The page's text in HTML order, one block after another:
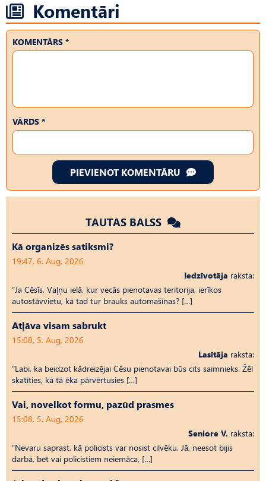
Komentāri
KOMENTĀRS *
VĀRDS *
PIEVIENOT KOMENTĀRU
TAUTAS BALSS
Kā organizēs satiksmi?
19:47, 6. Aug, 2026
Iedzīvotāja raksta:
“Ja Cēsīs, Vaļņu ielā, kur vecās pienotavas teritorija, ierīkos
autostāvvietu, kā tad tur brauks automašīnas? […]
Atļāva visam sabrukt
15:08, 5. Aug, 2026
Lasītāja raksta:
“Labi, ka beidzot kādreizējai Cēsu pienotavai būs cits saimnieks. Žēl
skatīties, kā tā ēka pārvērtusies […]
Vai, novelkot formu, pazūd prasmes
15:08, 5. Aug, 2026
Seniore V. raksta:
“Nevaru saprast, kā policists var nosist cilvēku. Jā, neesot bijis
darbā, bet vai policistiem neiemāca, […]